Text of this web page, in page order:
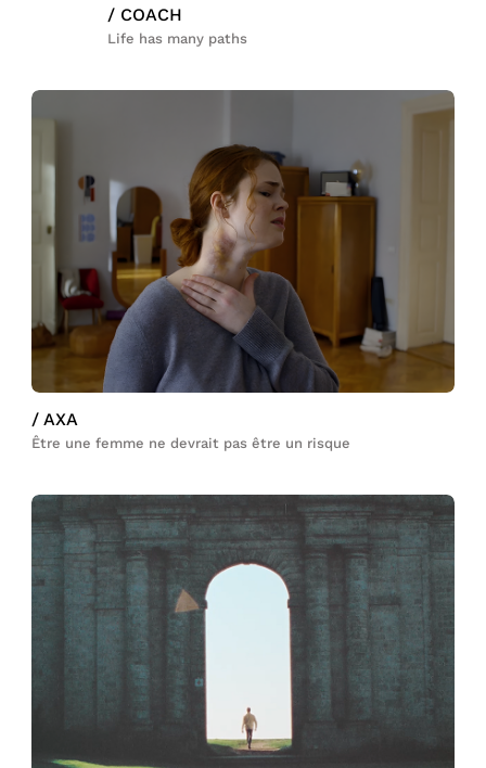
/ COACH
Life has many paths
/ AXA
Être une femme ne devrait pas être un risque